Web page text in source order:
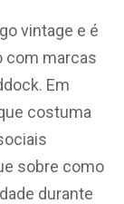
vintage e é
com marcas
Em
costuma
sobre como
durante